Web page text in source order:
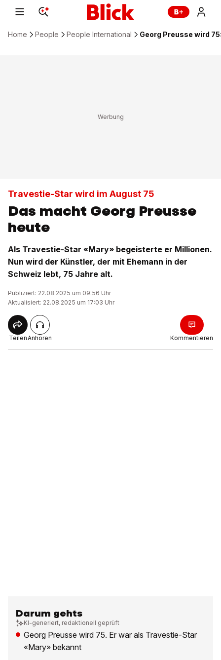
Home People People International Georg Preusse wird
Travestie-Star wird im August 75
Das macht Georg Preusse
heute
Als Travestie-Star «Mary» begeisterte er Millionen.
Nun wird der Künstler, der mit Ehemann in der
Schweiz lebt, 75 Jahre alt.
Publiziert: 22.08.2025 um 09:56 Uhr
Aktualisiert: 22.08.2025 um 17:03 Uhr
TeilenAnhören Kommentieren
Darum gehts
KI-generiert, redaktionell geprüft
Georg Preusse wird 75. Er war als Travestie-Star
«Mary» bekannt